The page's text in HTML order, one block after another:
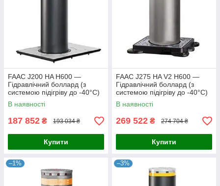
FAAC J200 HA H600 —
Гідравлічний боллард (з
системою підігріву до -40°C)
В наявності
187 852 ₴ 193 034 ₴
Купити
FAAC J275 HA V2 H600 —
Гідравлічний боллард (з
системою підігріву до -40°C)
В наявності
269 522 ₴ 274 704 ₴
Купити
–1% –3%